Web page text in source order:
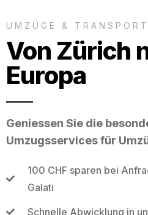
UMZÜGE &
Von Zürich
Europa
Geniessen Sie die
Umzugsservices für
100 CHF sparen bei
Galati
Schnelle Abwicklung in